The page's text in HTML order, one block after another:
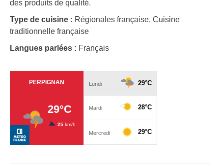
des produits de qualité.
Type de cuisine : Régionales française, Cuisine
traditionnelle française
Langues parlées : Français